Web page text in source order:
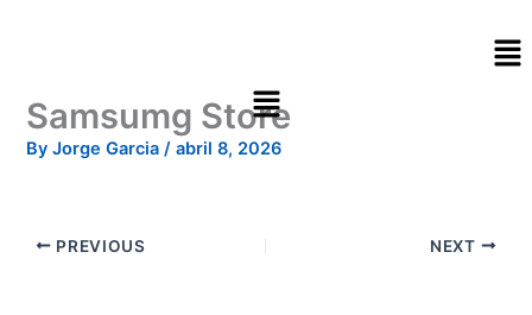
Samsumg Store
ByJorge Garcia/abril 8, 2026
PREVIOUS NEXT